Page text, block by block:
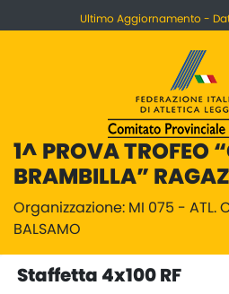
Ultimo Aggiornamento -
1^ PROVA TROFEO
BRAMBILLA”
Organizzazione: MI 075 - ATL.
BALSAMO
Staffetta 4x100 RF